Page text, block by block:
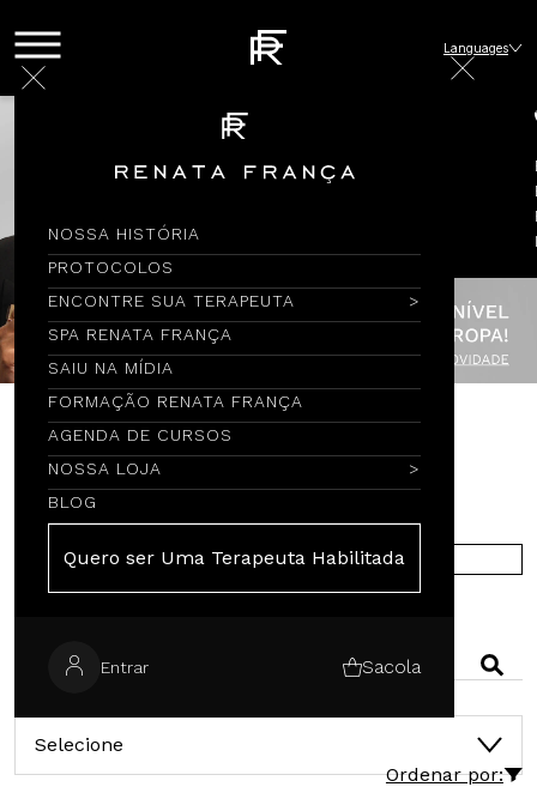
NOSSA HISTÓRIA
PROTOCOLOS
ENCONTRE SUA TERAPEUTA
SPA RENATA FRANÇA
SAIU NA MÍDIA
FORMAÇÃO RENATA FRANÇA
AGENDA DE CURSOS
NOSSA LOJA
BLOG
Quero ser Uma Terapeuta Habilitada
Entrar Sacola
Languages
Encontre por Nome
COMPRE NA EUROPA
Selecione
Ordenar por: